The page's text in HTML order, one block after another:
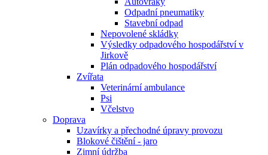
Odpadní pneumatiky
Stavební odpad
Nepovolené skládky
Výsledky odpadového hospodářství v
Jirkově
Plán odpadového hospodářství
Zvířata
Veterinární ambulance
Psi
Včelstvo
Doprava
Uzavírky a přechodné úpravy provozu
Blokové čištění - jaro
Zimní údržba